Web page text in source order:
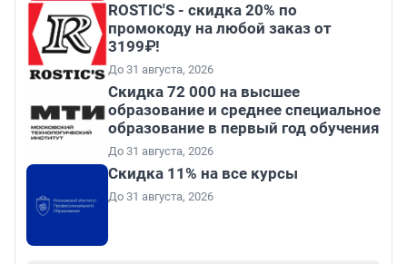
ROSTIC'S - скидка 20% по
промокоду на любой заказ от
3199₽!
До 31 августа, 2026
Скидка 72 000 на высшее
образование и среднее специальное
образование в первый год обучения
До 31 августа, 2026
Скидка 11% на все курсы
До 31 августа, 2026